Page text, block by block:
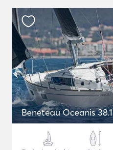
Beneteau Oceanis 38.1